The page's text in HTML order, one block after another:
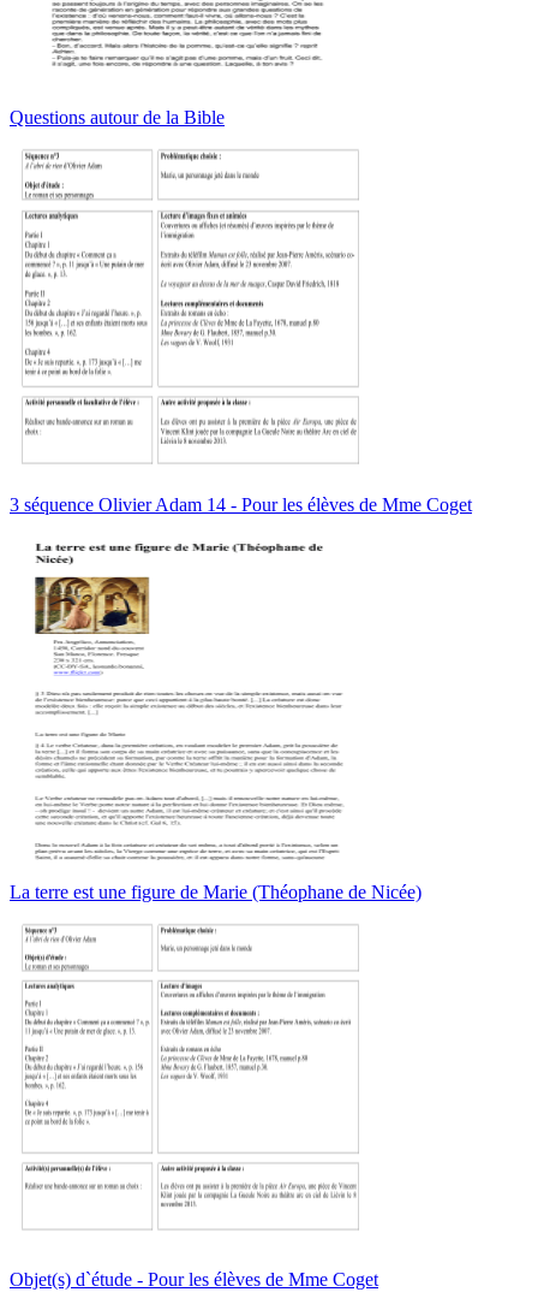
Questions autour de la Bible
3 séquence Olivier Adam 14 - Pour les élèves de Mme Coget
La terre est une figure de Marie (Théophane de Nicée)
Objet(s) d`étude - Pour les élèves de Mme Coget